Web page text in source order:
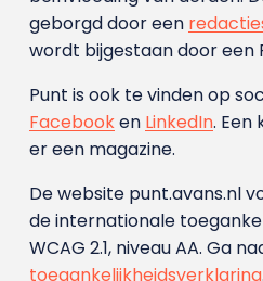
geborgd door een
wordt bijgestaan door een
Punt is ook te vinden op
Facebooken LinkedIn. Een
er een magazine.
De website punt.avans.nl
de internationale
WCAG 2.1, niveau AA. Ga
toegankelijkheidsverklaring.